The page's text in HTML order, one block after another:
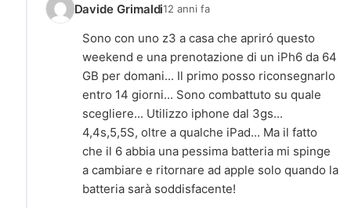
Davide Grimaldi12 anni fa
Sono con uno z3 a casa che apriró questo
weekend e una prenotazione di un iPh6 da 64
GB per domani... Il primo posso riconsegnarlo
entro 14 giorni... Sono combattuto su quale
scegliere... Utilizzo iphone dal 3gs...
4,4s,5,5S, oltre a qualche iPad... Ma il fatto
che il 6 abbia una pessima batteria mi spinge
a cambiare e ritornare ad apple solo quando la
batteria sarà soddisfacente!